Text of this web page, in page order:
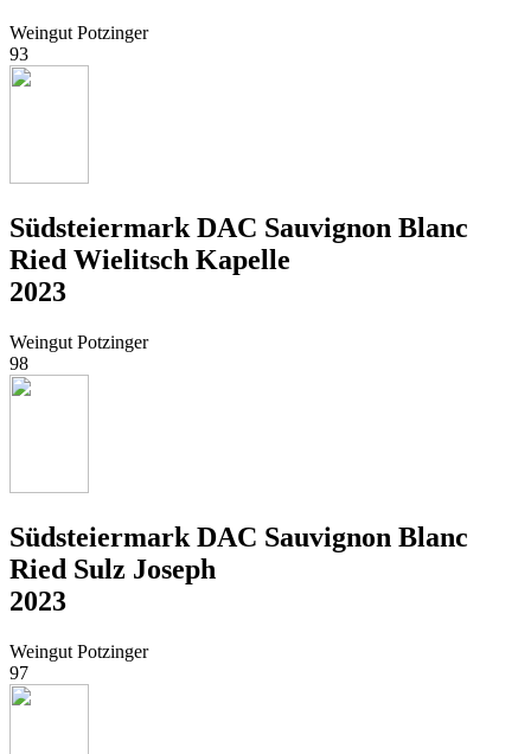
Weingut Potzinger
93
Südsteiermark DAC Sauvignon Blanc
Ried Wielitsch Kapelle
2023
Weingut Potzinger
98
Südsteiermark DAC Sauvignon Blanc
Ried Sulz Joseph
2023
Weingut Potzinger
97